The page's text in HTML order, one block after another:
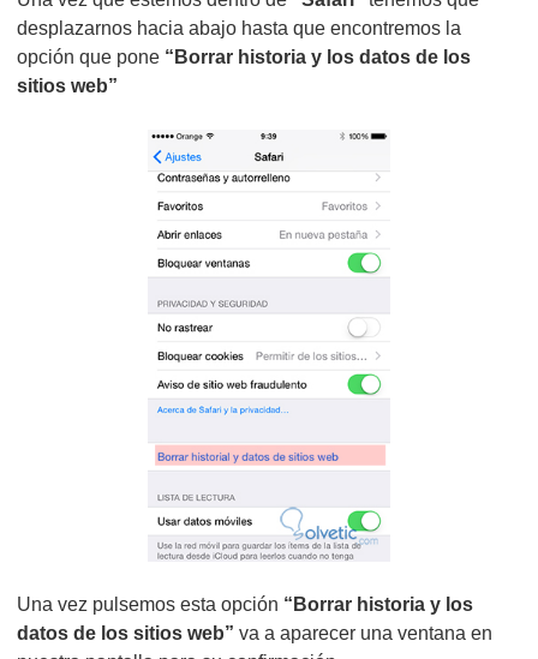
desplazarnos hacia abajo hasta que encontremos la
opción que pone “Borrar historia y los datos de los
sitios web”
Una vez pulsemos esta opción “Borrar historia y los
datos de los sitios web” va a aparecer una ventana en